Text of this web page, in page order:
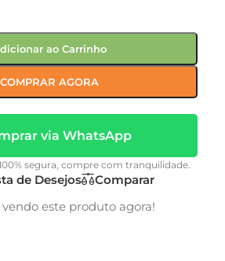
ao Carrinho
COMPRAR AGORA
via WhatsApp
segura, compre com tranquilidade.
de Desejos
Comparar
vendo este produto agora!